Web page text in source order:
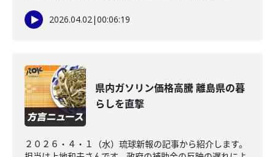
2026.04.02|00:06:19
県内ガソリン価格高騰 離島県の暮
らしを直撃
２０２６・４・１（水）琉球新報の記事から紹介します。